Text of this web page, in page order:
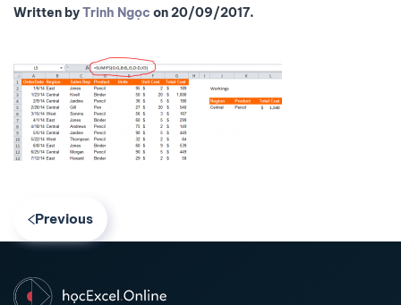
Written byTrinh Ngọc on20/09/2017.
Previous